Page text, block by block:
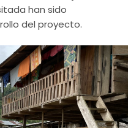
han sido
del proyecto.